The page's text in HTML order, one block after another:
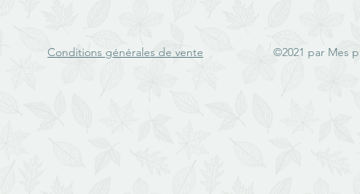
Conditions générales de vente ©2021 par Mes